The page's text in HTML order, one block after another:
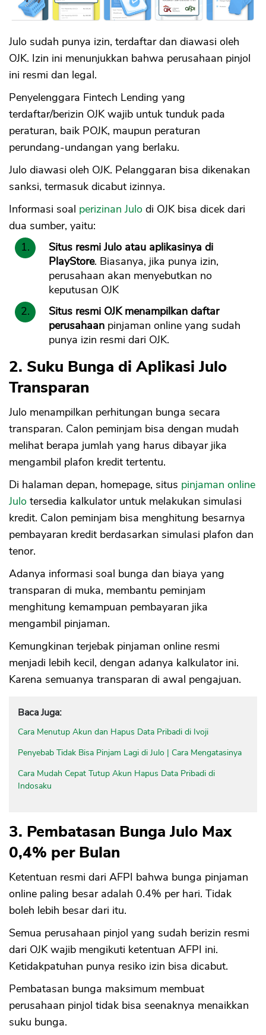
Julo sudah punya izin, terdaftar dan diawasi oleh
OJK. Izin ini menunjukkan bahwa perusahaan pinjol
ini resmi dan legal.
Penyelenggara Fintech Lending yang
terdaftar/berizin OJK wajib untuk tunduk pada
peraturan, baik POJK, maupun peraturan
perundang-undangan yang berlaku.
Julo diawasi oleh OJK. Pelanggaran bisa dikenakan
sanksi, termasuk dicabut izinnya.
Informasi soal perizinan Julo di OJK bisa dicek dari
dua sumber, yaitu:
Situs resmi Julo atau aplikasinya di
PlayStore. Biasanya, jika punya izin,
perusahaan akan menyebutkan no
keputusan OJK
Situs resmi OJK menampilkan daftar
perusahaan pinjaman online yang sudah
punya izin resmi dari OJK.
2. Suku Bunga di Aplikasi Julo
Transparan
Julo menampilkan perhitungan bunga secara
transparan. Calon peminjam bisa dengan mudah
melihat berapa jumlah yang harus dibayar jika
mengambil plafon kredit tertentu.
Di halaman depan, homepage, situs pinjaman online
Julo tersedia kalkulator untuk melakukan simulasi
kredit. Calon peminjam bisa menghitung besarnya
pembayaran kredit berdasarkan simulasi plafon dan
tenor.
Adanya informasi soal bunga dan biaya yang
transparan di muka, membantu peminjam
menghitung kemampuan pembayaran jika
mengambil pinjaman.
Kemungkinan terjebak pinjaman online resmi
menjadi lebih kecil, dengan adanya kalkulator ini.
Karena semuanya transparan di awal pengajuan.
Baca Juga:
Cara Menutup Akun dan Hapus Data Pribadi di Ivoji
Penyebab Tidak Bisa Pinjam Lagi di Julo | Cara Mengatasinya
Cara Mudah Cepat Tutup Akun Hapus Data Pribadi di
Indosaku
3. Pembatasan Bunga Julo Max
0,4% per Bulan
Ketentuan resmi dari AFPI bahwa bunga pinjaman
online paling besar adalah 0.4% per hari. Tidak
boleh lebih besar dari itu.
Semua perusahaan pinjol yang sudah berizin resmi
dari OJK wajib mengikuti ketentuan AFPI ini.
Ketidakpatuhan punya resiko izin bisa dicabut.
Pembatasan bunga maksimum membuat
perusahaan pinjol tidak bisa seenaknya menaikkan
suku bunga.